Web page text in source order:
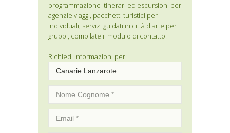
programmazione itinerari ed escursioni per
agenzie viaggi, pacchetti turistici per
individuali, servizi guidati in città d'arte per
gruppi, compilate il modulo di contatto:
Richiedi informazioni per: